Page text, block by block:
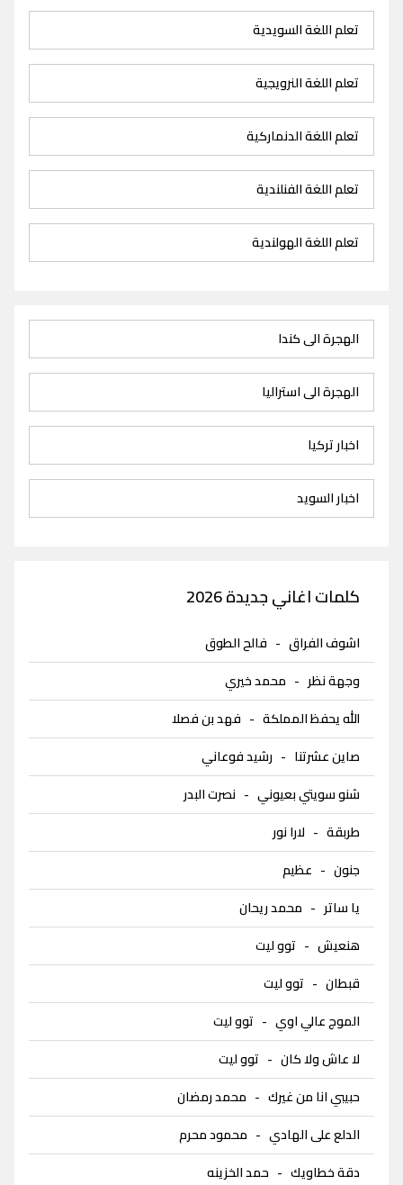
تعلم اللغة السويدية
تعلم اللغة النرويجية
تعلم اللغة الدنماركية
تعلم اللغة الفنلندية
تعلم اللغة الهولندية
الهجرة الى كندا
الهجرة الى استراليا
اخبار تركيا
اخبار السويد
كلمات اغاني جديدة 2026
اشوف الفراق - فالح الطوق
وجهة نظر - محمد خيري
الله يحفظ المملكة - فهد بن فصلا
صاين عشرتنا - رشيد فوعاني
شنو سويتي بعيوني - نصرت البدر
طربقة - لارا نور
جنون - عظيم
يا ساتر - محمد ريحان
هنعيش - توو ليت
قبطان - توو ليت
الموج عالي اوي - توو ليت
لا عاش ولا كان - توو ليت
حبيبي انا من غيرك - محمد رمضان
الدلع على الهادي - محمود محرم
دقة خطاويك - حمد الخزينه